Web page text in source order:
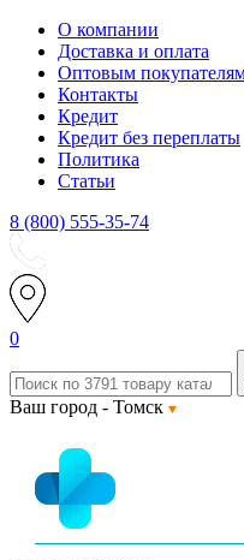
О компании
Доставка и оплата
Оптовым
Контакты
Кредит
Кредит без переплаты
Политика
Статьи
8 (800) 555-35-74
0
Ваш город - Томск